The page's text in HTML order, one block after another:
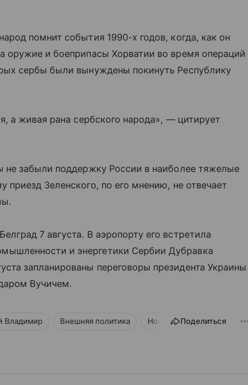
помнит события 1990-х годов, когда, как он
оружие и боеприпасы Хорватии во время операций
сербы были вынуждены покинуть Республику
а живая рана сербского народа», — цитирует
не забыли поддержку России в наиболее тяжелые
приезд Зеленского, по его мнению, не отвечает
7 августа. В аэропорту его встретила
и энергетики Сербии Дубравка
запланированы переговоры президента Украины
Вучичем.
Владимир Внешняя политика НовостиПоделиться